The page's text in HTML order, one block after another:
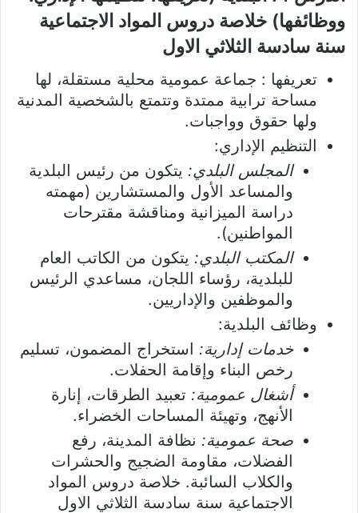
ووظائفها) خلاصة دروس المواد الاجتماعية
سنة سادسة الثلاثي الاول
تعريفها : جماعة عمومية محلية مستقلة، لها
مساحة ترابية ممتدة وتتمتع بالشخصية المدنية
ولها حقوق وواجبات.
التنظيم الإداري:
المجلس البلدي: يتكون من رئيس البلدية
والمساعد الأول والمستشارين (مهمته
دراسة الميزانية ومناقشة مقترحات
المواطنين).
المكتب البلدي: يتكون من الكاتب العام
للبلدية، رؤساء اللجان، مساعدي الرئيس
والموظفين والإداريين.
وظائف البلدية:
خدمات إدارية: استخراج المضمون، تسليم
رخص البناء وإقامة الحفلات.
أشغال عمومية: تعبيد الطرقات، إنارة
الأنهج، وتهيئة المساحات الخضراء.
صحة عمومية: نظافة المدينة، رفع
الفضلات، مقاومة الضجيج والحشرات
والكلاب السائبة. خلاصة دروس المواد
الاجتماعية سنة سادسة الثلاثي الاول